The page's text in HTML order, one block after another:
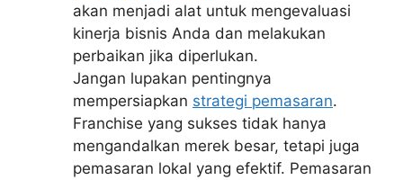
akan menjadi alat untuk mengevaluasi
kinerja bisnis Anda dan melakukan
perbaikan jika diperlukan.
Jangan lupakan pentingnya
mempersiapkan strategi pemasaran.
Franchise yang sukses tidak hanya
mengandalkan merek besar, tetapi juga
pemasaran lokal yang efektif. Pemasaran